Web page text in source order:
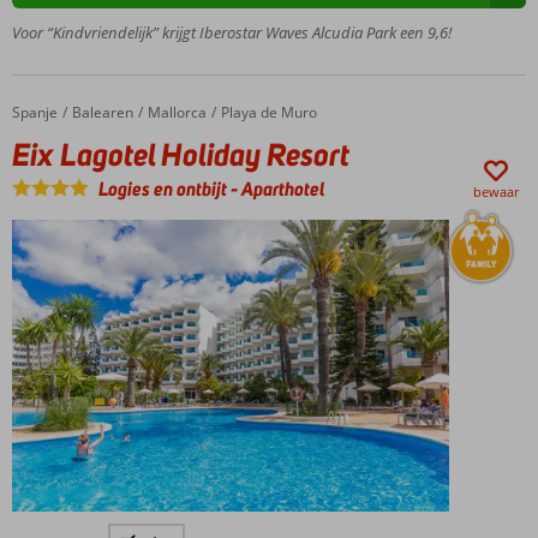
4
en 1
Inclusive
mogelijk
Voor “Kindvriendelijk” krijgt Iberostar Waves Alcudia Park een 9,6!
Home
Spanje Balearen Mallorca Playa de Muro
Eix Lagotel Holiday Resort
Eix Lagotel Holiday Resort
Logies en ontbijt-Aparthotel bewaar